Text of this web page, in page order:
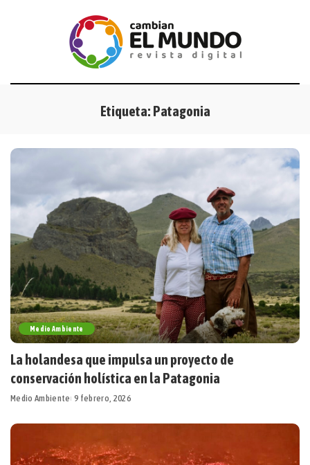
Etiqueta: Patagonia
Medio Ambiente
La holandesa que impulsa un proyecto de
conservación holística en la Patagonia
Medio Ambiente 9 febrero, 2026